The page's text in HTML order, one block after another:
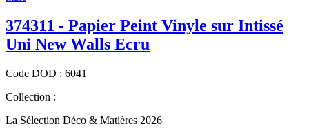
374311 - Papier Peint Vinyle sur Intissé
Uni New Walls Ecru
Code DOD : 6041
Collection :
La Sélection Déco & Matières 2026